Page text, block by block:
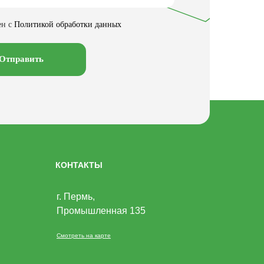
с Политикой обработки данных
КОНТАКТЫ
г. Пермь,
Промышленная 135
Смотреть на карте